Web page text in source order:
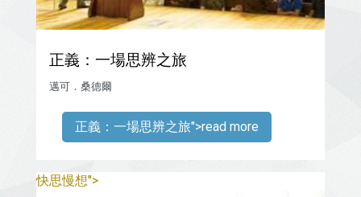
正義：一場思辨之旅
邁可．桑德爾
正義：一場思辨之旅">read more
快思慢想">